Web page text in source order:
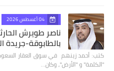
04 أغسطس 2026
ناصر طويرش
بالطابوقة-جريدة
كتب: أحمد زينهم في سوق العقار
"الكلمة" و "الأرض"، وكان…